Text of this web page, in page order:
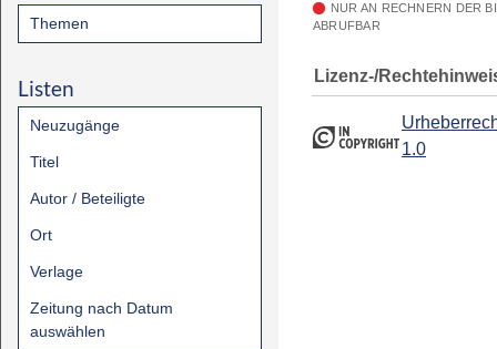
Themen
Listen
Neuzugänge
Titel
Autor / Beteiligte
Ort
Verlage
Zeitung nach Datum
auswählen
NUR AN RECHNERN DER
ABRUFBAR
Lizenz-/
1.0